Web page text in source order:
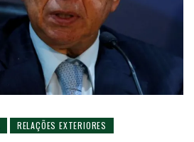
RELAÇÕES EXTERIORES